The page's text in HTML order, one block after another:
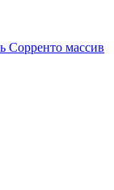
Сорренто массив